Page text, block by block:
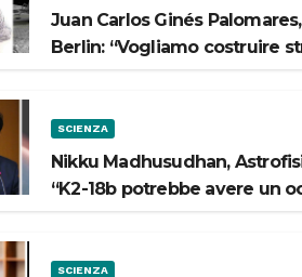
Juan Carlos Ginés
Berlin: “Vogliamo costruire
SCIENZA
Nikku Madhusudhan,
“K2-18b potrebbe avere un
SCIENZA